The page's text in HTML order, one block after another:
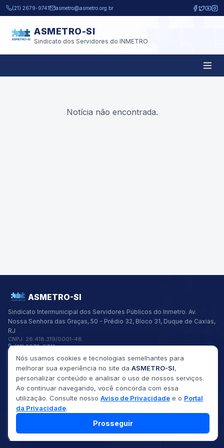
Pular para o conteúdo principal
(21) 2679-9741 asmetro@asmetro.org.br
ASMETRO-SI
Sindicato dos Servidores do INMETRO
Notícia não encontrada.
ASMETRO-SI
Sindicato Intermunicipal dos Servidores Públicos do Inmetro. Av.
Nossa Senhora das Graças, 50 - Prédio 32, Bloco 31, Duque de Caxias,
RJ
CNPJ: 26.418.319/0001-48
(21) 2679-9741
asmetro@asmetro.org.br
Links Rápidos
Institucional
Gestão
Saúde
Convênios
Fóruns
Seus Direitos
2026 ASMETRO-SI
Todos os direitos reservados
Nós usamos cookies e tecnologias semelhantes para
melhorar sua experiência no site da ASMETRO-SI,
personalizar conteúdo e analisar o uso de nossos serviços.
Ao continuar navegando, você concorda com essa
utilização. Consulte nosso Aviso de Privacidade e o Portal
da Privacidade.
Prosseguir